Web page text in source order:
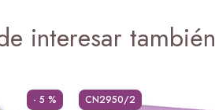
interesar también
- 5 % CN2950/2